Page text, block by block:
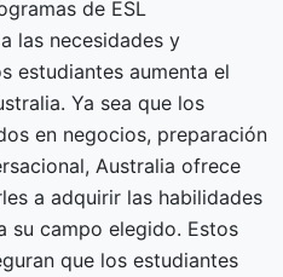
de ESL
las necesidades y
estudiantes aumenta el
Ya sea que los
en negocios, preparación
Australia ofrece
a adquirir las habilidades
su campo elegido. Estos
que los estudiantes